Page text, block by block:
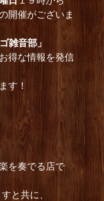
開催がございま
雑音部」
得な情報を発信
す！
を奏でる店で
と共に、